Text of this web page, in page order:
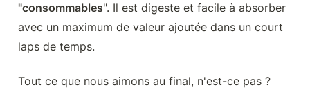
"consommables". Il est digeste et facile à absorber
avec un maximum de valeur ajoutée dans un court
laps de temps.
Tout ce que nous aimons au final, n'est-ce pas ?